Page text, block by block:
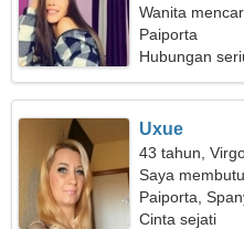
Wanita
Paiporta
Hubungan
Uxue
43 tahun,
Saya
Paiporta,
Cinta sejati